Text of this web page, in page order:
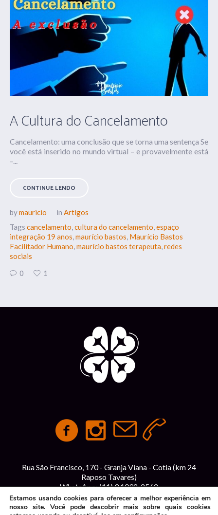
A Cultura do Cancelamento
Cancelamento: uma conclusão que se torna uma sentença Se
você está inserido no mundo virtual – e provavelmente está
–...
CONTINUE LENDO
bymauricio in Artigos
Tags cancelamento,cultura do cancelamento,espaço
integração 19 anos,maurício bastos, Maurício Bastos
Facilitador Humano,maurício bastos terapeuta,redes
sociais
0
1
Rua São Francisco, 170 - Granja Viana - Cotia (km 24
Raposo Tavares)
WhatsApp:(11) 9 1092-2562
contato@espacointegracao.com.br
Estamos usando cookies para oferecer a melhor experiência em
nosso site. Você pode descobrir mais sobre quais cookies